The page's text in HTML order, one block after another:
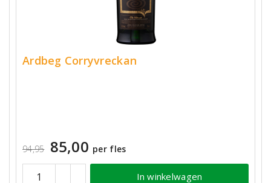
Ardbeg Corryvreckan
94,95 85,00 per fles
In winkelwagen